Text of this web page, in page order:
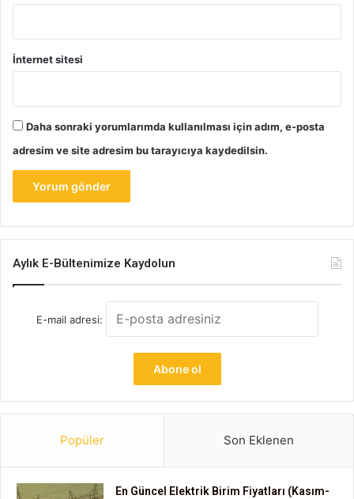
İnternet sitesi
Daha sonraki yorumlarımda kullanılması için adım, e-posta
adresim ve site adresim bu tarayıcıya kaydedilsin.
Aylık E-Bültenimize Kaydolun
E-mail adresi:
Popüler Son Eklenen
En Güncel Elektrik Birim Fiyatları (Kasım-